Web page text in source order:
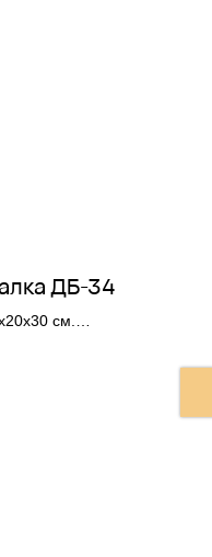
ДБ-34
см.